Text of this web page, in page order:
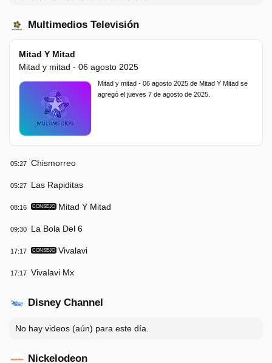
Multimedios Televisión
Mitad Y Mitad
Mitad y mitad - 06 agosto 2025
Mitad y mitad - 06 agosto 2025 de Mitad Y Mitad se
agregó el jueves 7 de agosto de 2025.
05:27 Chismorreo
05:27 Las Rapiditas
08:16 CONSEJO Mitad Y Mitad
09:30 La Bola Del 6
17:17 CONSEJO Vivalavi
17:17 Vivalavi Mx
Disney Channel
No hay videos (aún) para este día.
Nickelodeon